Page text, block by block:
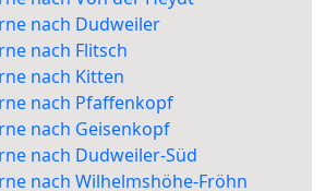
nach Dudweiler
nach Flitsch
nach Kitten
nach Pfaffenkopf
nach Geisenkopf
nach Dudweiler-Süd
nach Wilhelmshöhe-Fröhn